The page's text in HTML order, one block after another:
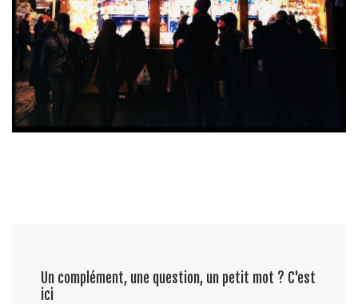
Un complément, une question, un petit mot ? C'est
ici